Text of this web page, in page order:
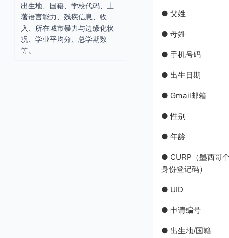
出生地、国籍、学校代码、土
著语言能力、残疾信息、收
入、所在城市暴力与边缘化状
况、学业平均分、总学期数
等。
● 父姓
● 母姓
● 手机号码
● 出生日期
● Gmail邮箱
● 性别
● 年龄
● CURP（墨西哥
身份登记码）
● UID
● 申请编号
● 出生地/国籍